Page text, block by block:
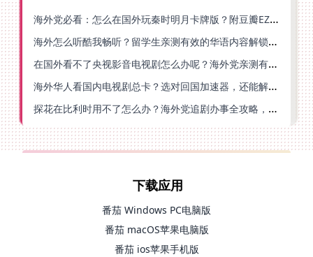
海外党必看：怎么在国外玩秦时明月卡牌版？附豆瓣EZCast地区限制破解法
海外怎么听酷我畅听？留学生亲测有效的华语内容解锁指南
在国外看不了央视影音电视剧怎么办呢？海外党亲测有效的回国加速方案
海外华人看国内电视剧总卡？选对回国加速器，还能解决菲律宾打不开反诈中心的问题
探花在比利时用不了怎么办？海外党追剧办事全攻略，选对加速器就够了
下载应用
番茄 Windows PC电脑版
番茄 macOS苹果电脑版
番茄 ios苹果手机版